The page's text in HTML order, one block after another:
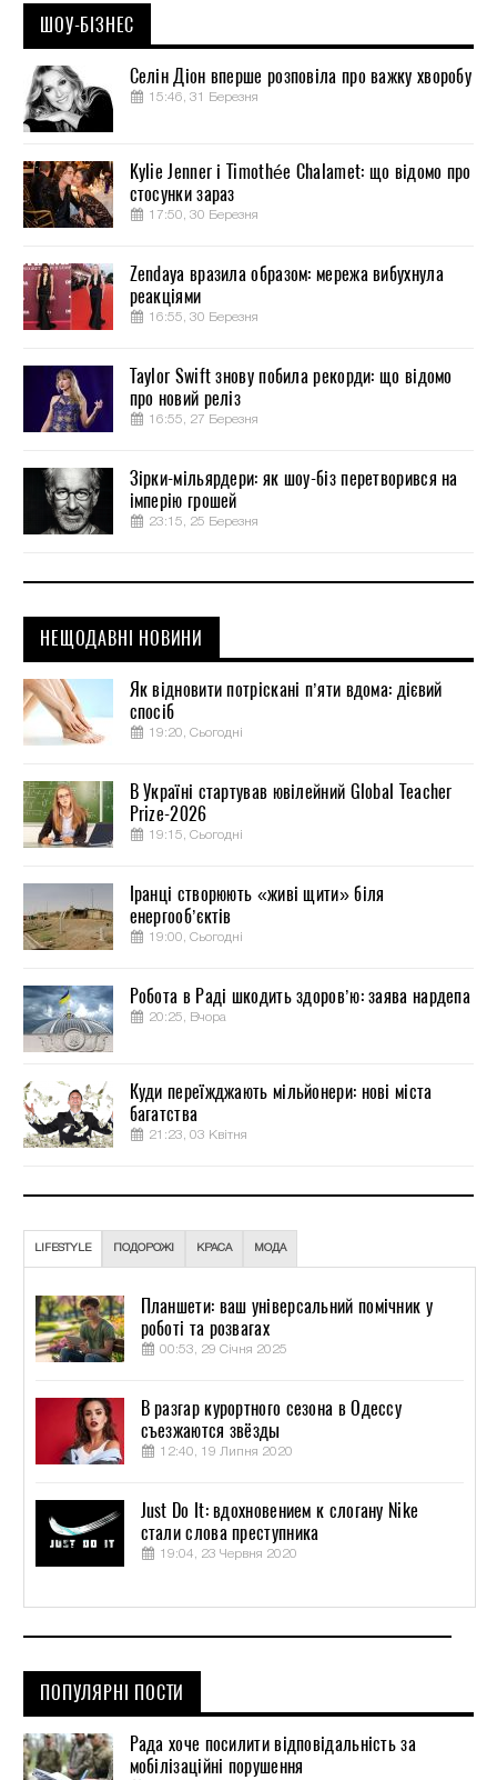
ШОУ-БІЗНЕС
Селін Діон вперше розповіла про важку хворобу
15:46, 31 Березня
Kylie Jenner і Timothée Chalamet: що відомо про
стосунки зараз
17:50, 30 Березня
Zendaya вразила образом: мережа вибухнула
реакціями
16:55, 30 Березня
Taylor Swift знову побила рекорди: що відомо
про новий реліз
16:55, 27 Березня
Зірки-мільярдери: як шоу-біз перетворився на
імперію грошей
23:15, 25 Березня
НЕЩОДАВНІ НОВИНИ
Як відновити потріскані п’яти вдома: дієвий
спосіб
19:20, Сьогодні
В Україні стартував ювілейний Global Teacher
Prize-2026
19:15, Сьогодні
Іранці створюють «живі щити» біля
енергооб’єктів
19:00, Сьогодні
Робота в Раді шкодить здоров’ю: заява нардепа
20:25, Вчора
Куди переїжджають мільйонери: нові міста
багатства
21:23, 03 Квітня
LIFESTYLE ПОДОРОЖІ КРАСА МОДА
Планшети: ваш універсальний помічник у
роботі та розвагах
00:53, 29 Січня 2025
В разгар курортного сезона в Одессу
съезжаются звёзды
12:40, 19 Липня 2020
Just Do It: вдохновением к слогану Nike
стали слова преступника
19:04, 23 Червня 2020
ПОПУЛЯРНІ ПОСТИ
Рада хоче посилити відповідальність за
мобілізаційні порушення